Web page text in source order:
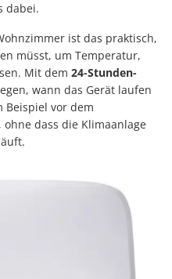
dabei.
ist das praktisch,
müsst, um Temperatur,
Mit dem 24-Stunden-
wann das Gerät laufen
Beispiel vor dem
dass die Klimaanlage